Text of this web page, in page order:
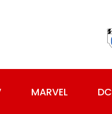
MARVEL DC